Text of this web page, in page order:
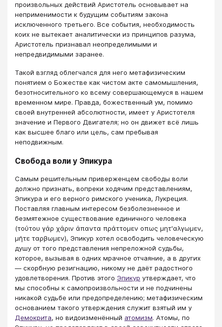
произвольных действий Аристотель основывает на
неприменимости к будущим событиям закона
исключенного третьего. Все события, необходимость
коих не вытекает аналитически из принципов разума,
Аристотель признавал неопределимыми и
непредвидимыми заранее.
Такой взгляд облегчался для него метафизическим
понятием о Божестве как чистом акте самомышления,
безотносительного ко всему совершающемуся в нашем
временном мире. Правда, божественный ум, помимо
своей внутренней абсолютности, имеет у Аристотеля
значение и Первого Двигателя; но он движет всё лишь
как высшее благо или цель, сам пребывая
неподвижным.
Свобода воли у Эпикура
Самым решительным приверженцем свободы воли
должно признать, вопреки ходячим представлениям,
Эпикура и его верного римского ученика, Лукреция.
Поставляя главным интересом безболезненное и
безмятежное существование единичного человека
(τούτου γάρ χάριν άπαντα πράττομεν οπως μητ'αλγωμεν,
μήτε ταρβωμεν), Эпикур хотел освободить человеческую
душу от того представления непреложной судьбы,
которое, вызывая в одних мрачное отчаяние, а в других
— скорбную резигнацию, никому не даёт радостного
удовлетворения. Против этого Эпикур утверждает, что
мы способны к самопроизвольности и не подчинены
никакой судьбе или предопределению; метафизическим
основанием такого утверждения служит взятый им у
Демокрита, но видоизменённый атомизм. Атомы, по